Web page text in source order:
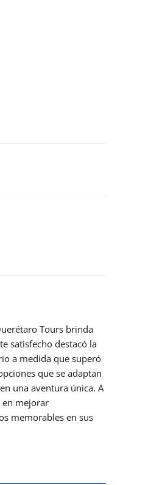
Tours brinda
satisfecho destacó la
a medida que superó
que se adaptan
una aventura única. A
en mejorar
memorables en sus